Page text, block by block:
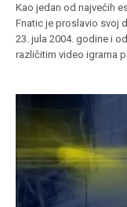
Kao jedan od najvećih
Fnatic je proslavio svoj
23. jula 2004. godine i
različitim video igrama